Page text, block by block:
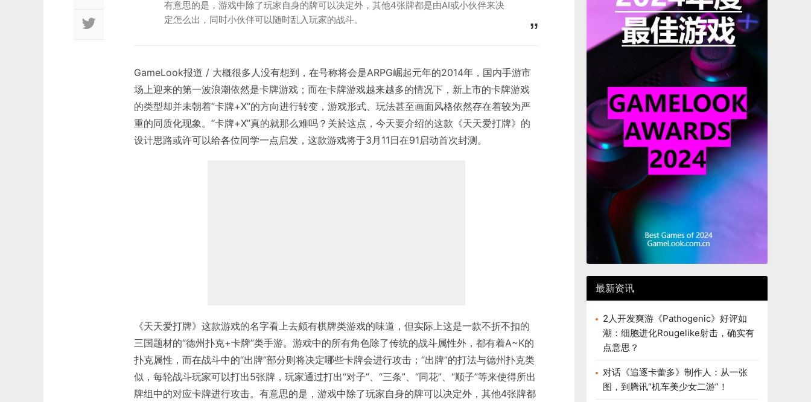
有意思的是，游戏中除了玩家自身的牌可以决定外，其他4张牌都是由AI或小伙伴来决
定怎么出，同时小伙伴可以随时乱入玩家的战斗。
GameLook报道 / 大概很多人没有想到，在号称将会是ARPG崛起元年的2014年，国内手游市
场上迎来的第一波浪潮依然是卡牌游戏；而在卡牌游戏越来越多的情况下，新上市的卡牌游戏
的类型却并未朝着“卡牌+X”的方向进行转变，游戏形式、玩法甚至画面风格依然存在着较为严
重的同质化现象。“卡牌+X”真的就那么难吗？关於这点，今天要介绍的这款《天天爱打牌》的
设计思路或许可以给各位同学一点启发，这款游戏将于3月11日在91启动首次封测。
《天天爱打牌》这款游戏的名字看上去颇有棋牌类游戏的味道，但实际上这是一款不折不扣的
三国题材的“德州扑克+卡牌”类手游。游戏中的所有角色除了传统的战斗属性外，都有着A~K的
扑克属性，而在战斗中的“出牌”部分则将决定哪些卡牌会进行攻击；“出牌”的打法与德州扑克类
似，每轮战斗玩家可以打出5张牌，玩家通过打出“对子”、“三条”、“同花”、“顺子”等来使得所出
牌组中的对应卡牌进行攻击。有意思的是，游戏中除了玩家自身的牌可以决定外，其他4张牌都
最新资讯
2人开发爽游《Pathogenic》好评如
潮：细胞进化Rougelike射击，确实有
点意思？
对话《追逐卡蕾多》制作人：从一张
图，到腾讯“机车美少女二游”！